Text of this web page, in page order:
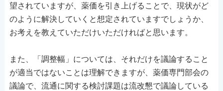
望されていますが、薬価を引き上げることで、現状がど
のように解決していくと想定されていますでしょうか、
お考えを教えていただけいただければと思います。
また、「調整幅」については、それだけを議論すること
が適当ではないことは理解できますが、薬価専門部会の
議論で、流通に関する検討課題は流改懇で議論している